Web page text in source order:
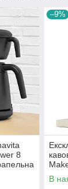
8
–9%
В